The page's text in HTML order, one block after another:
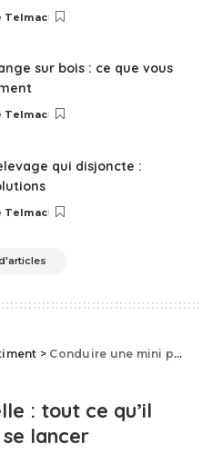
Telmac
sur bois : ce que vous
Telmac
qui disjoncte :
Telmac
> Conduire une mini pelle : tout ce qu’il faut savoir avant de se lancer
: tout ce qu’il
lancer